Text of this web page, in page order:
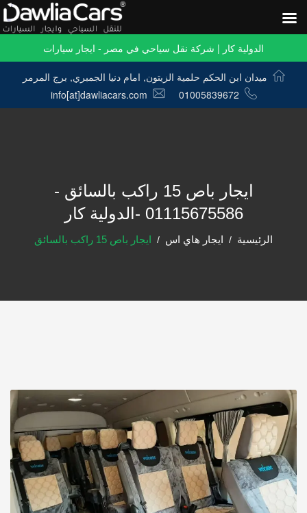
الدولية كار | شركة نقل سياحي في مصر - ايجار سيارات
ميدان ابن الحكم حلمية الزيتون, امام دنيا الجمبري, برج المرمر
01005839672
info[at]dawliacars.com
ايجار باص 15 راكب بالسائق -
01115675586 -الدولية كار
الرئيسية ايجار هاي اس ايجار باص 15 راكب بالسائق